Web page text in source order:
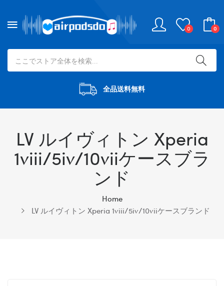
0 0
全品送料無料
LV ルイヴィトン Xperia
1viii/5iv/10viiケースブラ
ンド
Home
LV ルイヴィトン Xperia 1viii/5iv/10viiケースブランド